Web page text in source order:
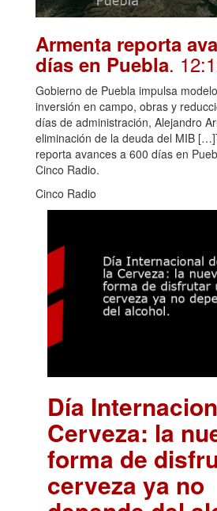
Armenta reporta
días en Puebla.
Gobierno de Puebla impulsa
inversión en campo, obras y
días de administración, Alejandro
eliminación de la deuda del MIB
reporta avances a 600 días en
Cinco Radio.
Cinco Radio
Día
Cerveza: la
forma de
cerveza ya no